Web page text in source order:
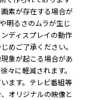
素が存在する場合が
明るさのムラが生じ
ディスプレイの動作
めご了承ください。
象が起こる場合があ
々に軽減されます。
ます。テレビ番組等
オリジナルの映像と